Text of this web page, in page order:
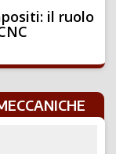
il ruolo